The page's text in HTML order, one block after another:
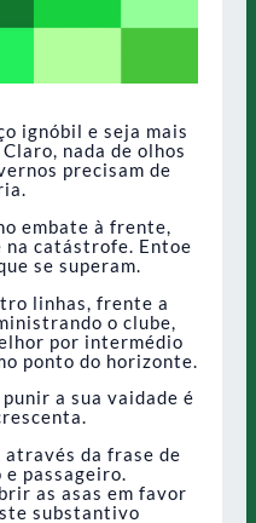
ignóbil e seja mais
nada de olhos
precisam de
embate à frente,
na catástrofe. Entoe
se superam.
linhas, frente a
o clube,
por intermédio
ponto do horizonte.
a sua vaidade é
através da frase de
passageiro.
as asas em favor
substantivo